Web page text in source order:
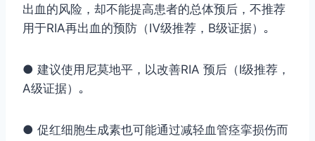
出血的风险，却不能提高患者的总体预后，不推荐
用于RIA再出血的预防（Ⅳ级推荐，B级证据）｡
● 建议使用尼莫地平，以改善RIA 预后（Ⅰ级推荐，
A级证据）｡
● 促红细胞生成素也可能通过减轻血管痉挛损伤而